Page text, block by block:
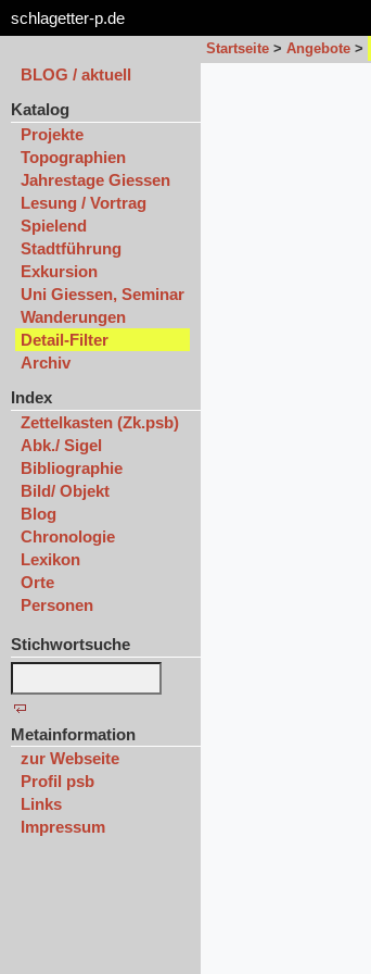
schlagetter-p.de
Startseite > Angebote >
BLOG / aktuell
Katalog
Projekte
Topographien
Jahrestage Giessen
Lesung / Vortrag
Spielend
Stadtführung
Exkursion
Uni Giessen, Seminar
Wanderungen
Detail-Filter
Archiv
Index
Zettelkasten (Zk.psb)
Abk./ Sigel
Bibliographie
Bild/ Objekt
Blog
Chronologie
Lexikon
Orte
Personen
Stichwortsuche
Metainformation
zur Webseite
Profil psb
Links
Impressum